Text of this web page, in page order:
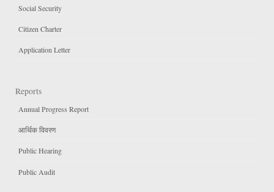
Social Security
Citizen Charter
Application Letter
Reports
Annual Progress Report
आर्थिक विवरण
Public Hearing
Public Audit